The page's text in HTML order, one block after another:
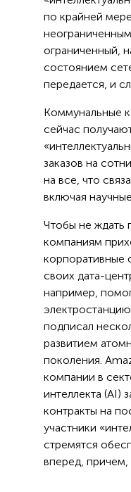
по крайней
ограниченный,
состоянием
передается, и
Коммунальные
сейчас
заказов на
на все, что
включая
Чтобы не ждать
компаниям
корпоративные
своих дата-
например,
подписал
развитием
поколения.
компании в
интеллекта (AI)
контракты на
участники
стремятся
вперед, причем,